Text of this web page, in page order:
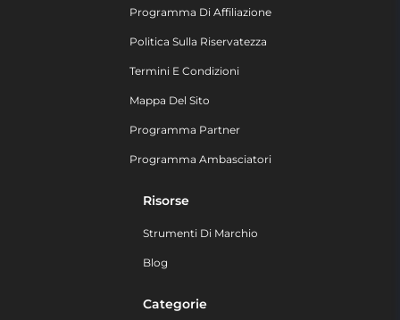
Programma Di Affiliazione
Politica Sulla Riservatezza
Termini E Condizioni
Mappa Del Sito
Programma Partner
Programma Ambasciatori
Risorse
Strumenti Di Marchio
Blog
Categorie